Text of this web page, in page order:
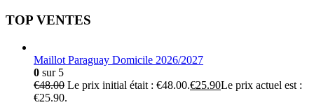
TOP VENTES
Maillot Paraguay Domicile 2026/2027
0 sur 5
€48.00 Le prix initial était : €48.00.€25.90Le prix actuel est :
€25.90.